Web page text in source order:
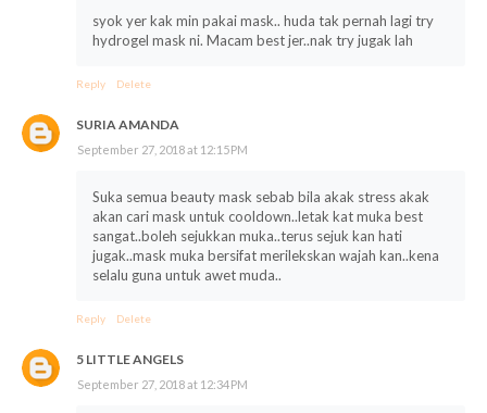
syok yer kak min pakai mask.. huda tak pernah lagi try
hydrogel mask ni. Macam best jer..nak try jugak lah
Reply Delete
SURIA AMANDA
September 27, 2018 at 12:15 PM
Suka semua beauty mask sebab bila akak stress akak
akan cari mask untuk cooldown..letak kat muka best
sangat..boleh sejukkan muka..terus sejuk kan hati
jugak..mask muka bersifat merilekskan wajah kan..kena
selalu guna untuk awet muda..
Reply Delete
5 LITTLE ANGELS
September 27, 2018 at 12:34 PM